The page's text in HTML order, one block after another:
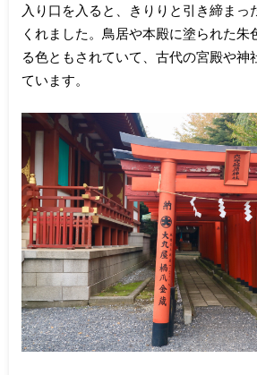
入り口を入ると、きりりと引き締まっ
くれました。鳥居や本殿に塗られた朱
る色ともされていて、古代の宮殿や神
ています。